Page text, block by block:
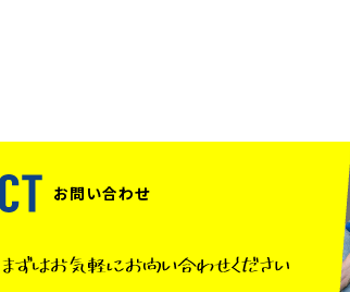
お問い合わせ